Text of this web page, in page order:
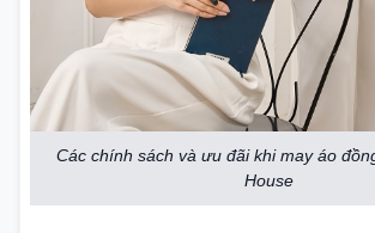
Các chính sách và ưu đãi khi may áo
House